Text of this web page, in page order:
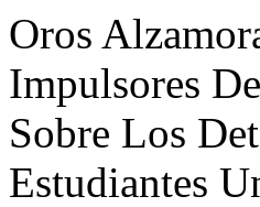
Oros
Impulsores
Sobre Los
Estudiantes